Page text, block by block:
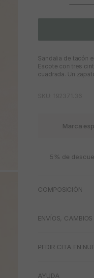
Sandalia de tacón
Escote con tres
cuadrada. Un
Marca
5% de
COMPOSICIÓN
ENVÍOS,
PEDIR CITA EN
AYUDA